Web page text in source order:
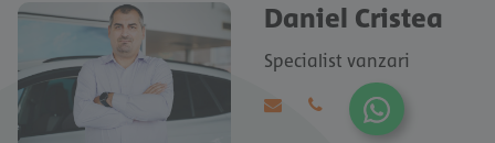
Daniel Cristea
Specialist vanzari